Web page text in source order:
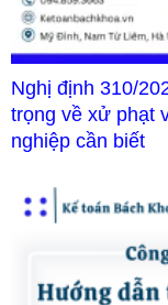
Nghị định 310/
trọng về xử phạt
nghiệp cần biết